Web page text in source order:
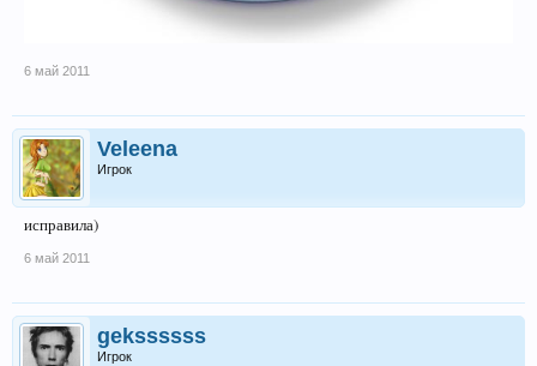
6 май 2011
Veleena
Игрок
исправила)
6 май 2011
gekssssss
Игрок